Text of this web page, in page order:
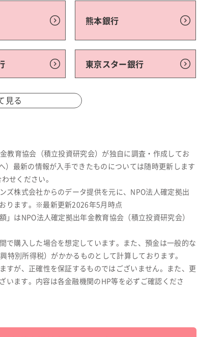
熊本銀行
東京スター銀行
見る
教育協会（積立投資研究会）が独自に調査・作成してお
最新の情報が入手できたものについては随時更新します
せください。
ズ株式会社からのデータ提供を元に、NPO法人確定拠出
ります。※最新更新2026年5月時点
」はNPO法人確定拠出年金教育協会（積立投資研究会）
で購入した場合を想定しています。また、預金は一般的な
特別所得税）がかかるものとして計算しております。
すが、正確性を保証するものではございません。また、更
います。内容は各金融機関のHP等を必ずご確認くださ